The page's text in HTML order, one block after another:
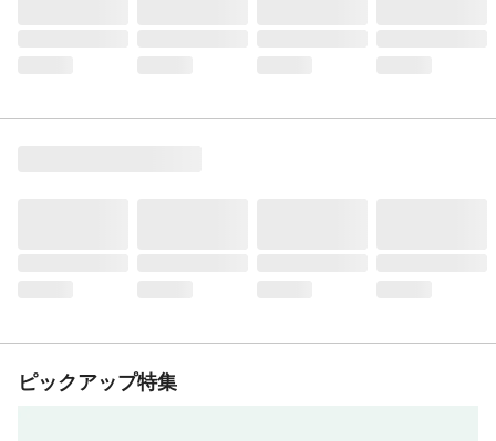
ピックアップ特集